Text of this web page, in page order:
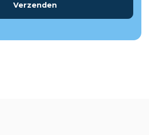
Verzenden